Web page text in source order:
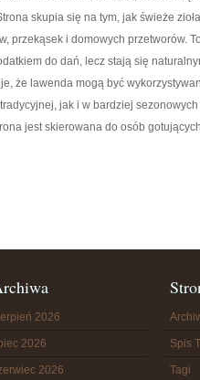
skupia się na tym, jak świeże
przekąsek i domowych przetworów.
do dań, lecz stają się
że lawenda mogą być
jak i w bardziej
jest skierowana do osób
2026
2026
2026
Spis
Tagi